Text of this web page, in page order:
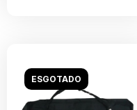
ESGOTADO